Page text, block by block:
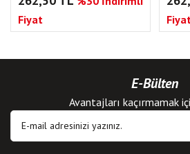
Fiyat
Fiyat
E-Bülten
Avantajları kaçırmamak